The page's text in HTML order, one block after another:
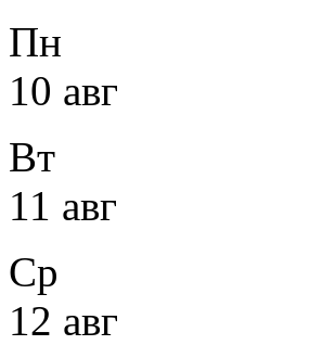
Пн
10 авг
Вт
11 авг
Ср
12 авг